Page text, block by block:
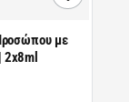
με
2x8ml